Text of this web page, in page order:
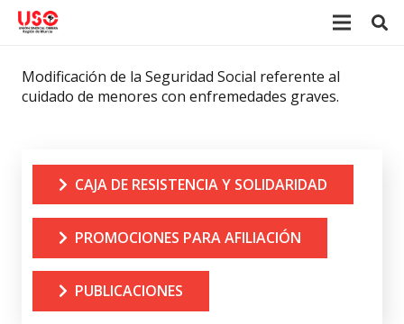
Modificación de la Seguridad Social referente al
cuidado de menores con enfremedades graves.
CAJA DE RESISTENCIA Y SOLIDARIDAD
PROMOCIONES PARA AFILIACIÓN
PUBLICACIONES